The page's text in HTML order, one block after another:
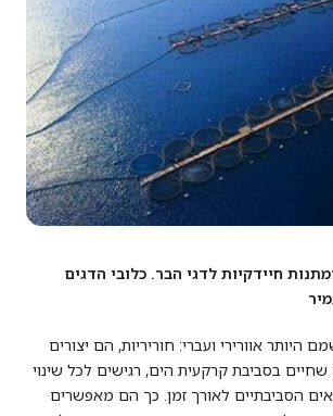
חיידקיות לדגי הבר. כלובי הדגים
היותר אוורירי ועברי: חוריריות, הם יצורים
שחיים בסביבת קרקעית הים, רגישים לכל שינוי
הסביבתיים לאורך זמן. כך הם מאפשרים